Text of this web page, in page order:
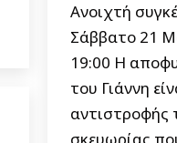
Ανοιχτή
Σάββατο 21
19:00 Η
του Γιάννη
αντιστροφής